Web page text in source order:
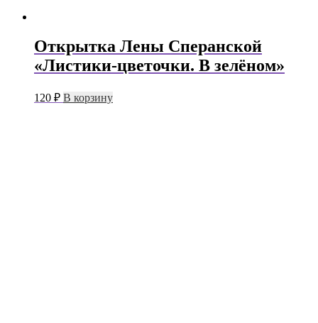
Открытка Лены Сперанской
«Листики-цветочки. В зелёном»
120 ₽ В корзину